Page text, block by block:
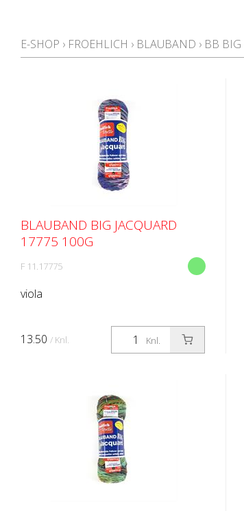
E-SHOP › FROEHLICH › BLAUBAND › BB BIG
BLAUBAND BIG JACQUARD
17775 100G
F 11.17775
viola
Knl.
13.50 / Knl.